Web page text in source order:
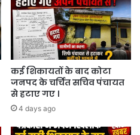
कई शिकायतों के बाद कोटा
जनपद के चर्चित सचिव पंचायत
से हटाए गए ।
4 days ago